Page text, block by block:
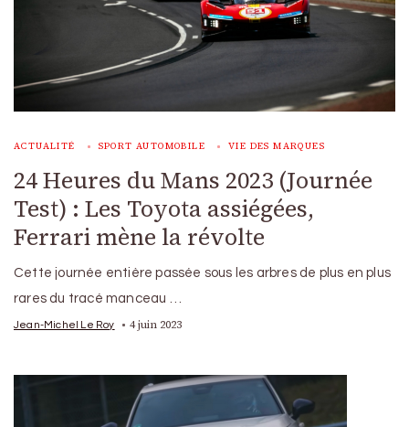
ACTUALITÉ SPORT AUTOMOBILE VIE DES MARQUES
24 Heures du Mans 2023 (Journée
Test) : Les Toyota assiégées,
Ferrari mène la révolte
Cette journée entière passée sous les arbres de plus en plus
rares du tracé manceau …
Jean-Michel Le Roy 4 juin 2023